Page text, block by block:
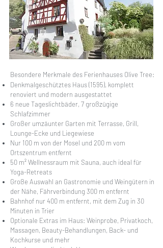
Besondere Merkmale des Ferienhauses Olive Tree:
Denkmalgeschütztes Haus (1595), komplett
renoviert und modern ausgestattet
6 neue Tageslichtbäder, 7 großzügige
Schlafzimmer
Großer umzäunter Garten mit Terrasse, Grill,
Lounge-Ecke und Liegewiese
Nur 100 m von der Mosel und 200 m vom
Ortszentrum entfernt
50 m² Wellnessraum mit Sauna, auch ideal für
Yoga-Retreats
Große Auswahl an Gastronomie und Weingütern in
der Nähe, Fährverbindung 300 m entfernt
Bahnhof nur 400 m entfernt, mit dem Zug in 30
Minuten in Trier
Optionale Extras im Haus: Weinprobe, Privatkoch,
Massagen, Beauty-Behandlungen, Back- und
Kochkurse und mehr